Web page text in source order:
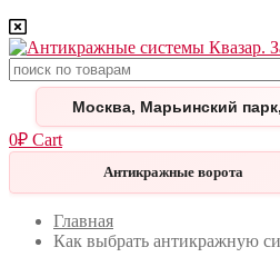
Поиск
Москва, Марьинский
0₽ Cart
Антикражные ворота
Меню
ЗакрытьГлавная
Как выбрать антикражную